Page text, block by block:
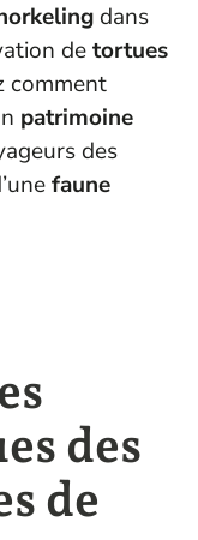
dans
detortues
comment
patrimoine
des
faune
des
de